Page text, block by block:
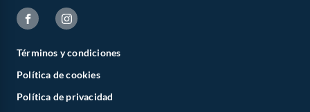
Términos y condiciones
Política de cookies
Política de privacidad